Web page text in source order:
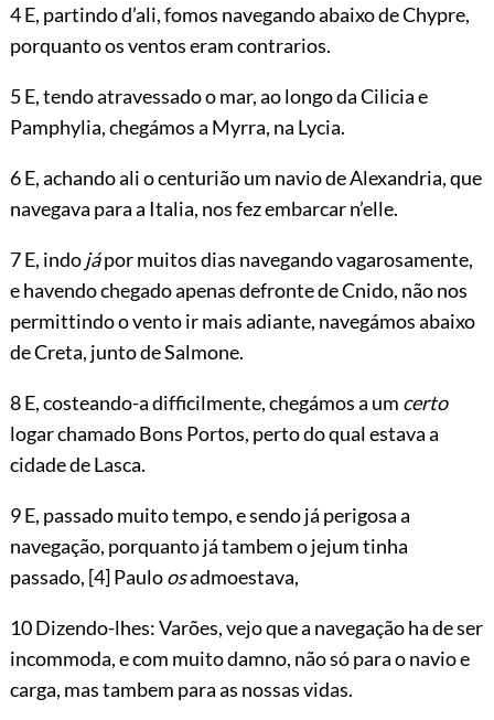
4 E, partindo d’ali, fomos navegando abaixo de Chypre,
porquanto os ventos eram contrarios.
5 E, tendo atravessado o mar, ao longo da Cilicia e
Pamphylia, chegámos a Myrra, na Lycia.
6 E, achando ali o centurião um navio de Alexandria, que
navegava para a Italia, nos fez embarcar n’elle.
7 E, indojápor muitos dias navegando vagarosamente,
e havendo chegado apenas defronte de Cnido, não nos
permittindo o vento ir mais adiante, navegámos abaixo
de Creta, junto de Salmone.
8 E, costeando-a difficilmente, chegámos a um certo
logar chamado Bons Portos, perto do qual estava a
cidade de Lasca.
9 E, passado muito tempo, e sendo já perigosa a
navegação, porquanto já tambem o jejum tinha
passado, [4]Pauloosadmoestava,
10 Dizendo-lhes: Varões, vejo que a navegação ha de ser
incommoda, e com muito damno, não só para o navio e
carga, mas tambem para as nossas vidas.